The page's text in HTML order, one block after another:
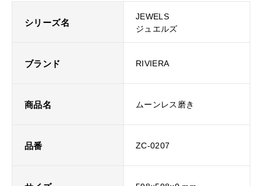
シリーズ名
JEWELS
ジュエルズ
ブランド RIVIERA
商品名 ムーンレス磨き
品番 ZC-0207